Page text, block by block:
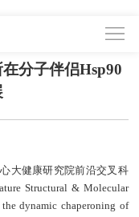
分子伴侣Hsp90
大健康研究院前沿交叉科
Structural & Molecular
dynamic chaperoning of